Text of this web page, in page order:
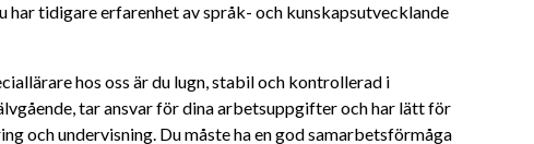
har tidigare erfarenhet av språk- och kunskapsutvecklande
hos oss är du lugn, stabil och kontrollerad i
tar ansvar för dina arbetsuppgifter och har lätt för
och undervisning. Du måste ha en god samarbetsförmåga